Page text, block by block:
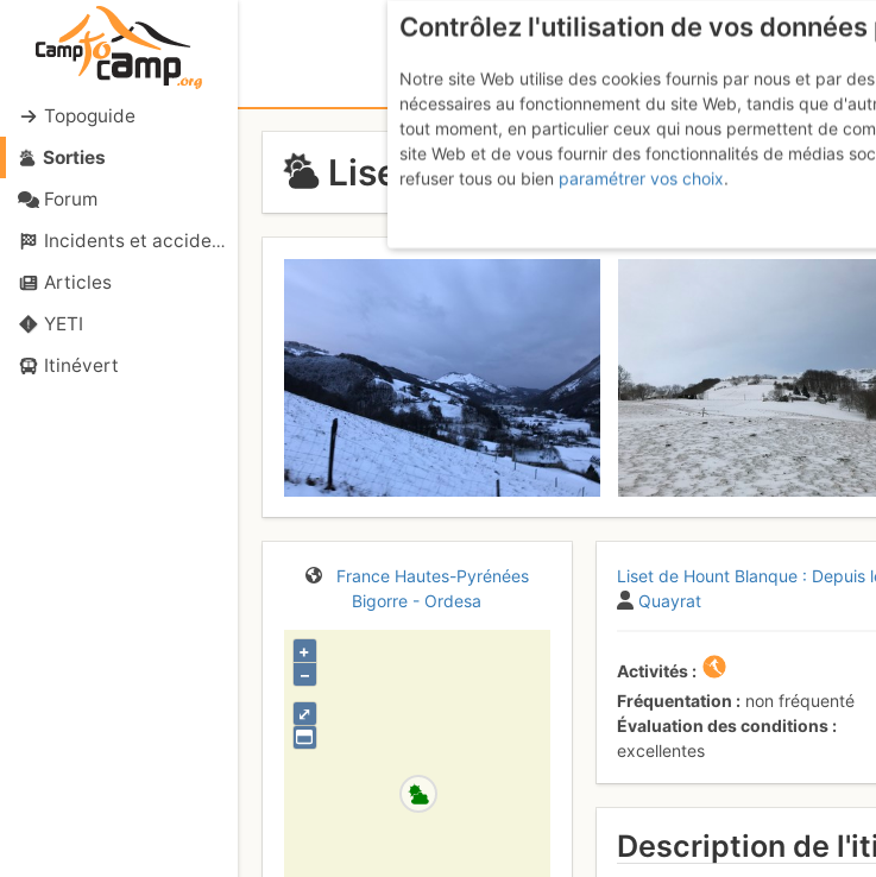
Topoguide
Sorties
Forum
Incidents et accidents
Articles
YETI
Itinévert
Liset de Hount Blanque :
France Hautes-Pyrénées
Bigorre - Ordesa
⤢
+
–
Liset de Hount Blanque : Depuis
Quayrat
Activités
Fréquentation
non fréquenté
Évaluation des conditions
excellentes
Description de
Contrôlez l'utilisation de vos
Notre site Web utilise des cookies fournis par nous et par
nécessaires au fonctionnement du site Web, tandis que
tout moment, en particulier ceux qui nous permettent de
site Web et de vous fournir des fonctionnalités de médias
refuser tous ou bien paramétrer vos choix.